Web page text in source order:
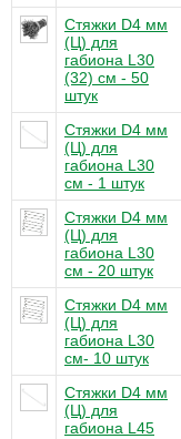
Стяжки D4 мм
(Ц) для
габиона L30
(32) см - 50
штук
Стяжки D4 мм
(Ц) для
габиона L30
см - 1 штук
Стяжки D4 мм
(Ц) для
габиона L30
см - 20 штук
Стяжки D4 мм
(Ц) для
габиона L30
см- 10 штук
Стяжки D4 мм
(Ц) для
габиона L45